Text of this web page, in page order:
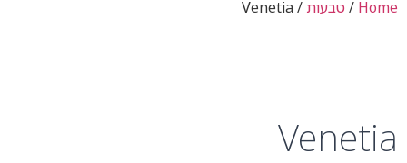
Venetia
Home
/ טבעות / Venetia